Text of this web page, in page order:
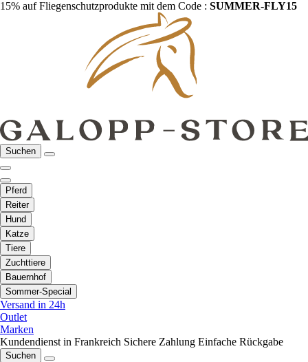
15% auf Fliegenschutzprodukte mit dem Code : SUMMER-FLY15
Suchen
Pferd
Reiter
Hund
Katze
Tiere
Zuchttiere
Bauernhof
Sommer-Special
Versand in 24h
Outlet
Marken
Kundendienst in Frankreich Sichere Zahlung Einfache Rückgabe
Suchen